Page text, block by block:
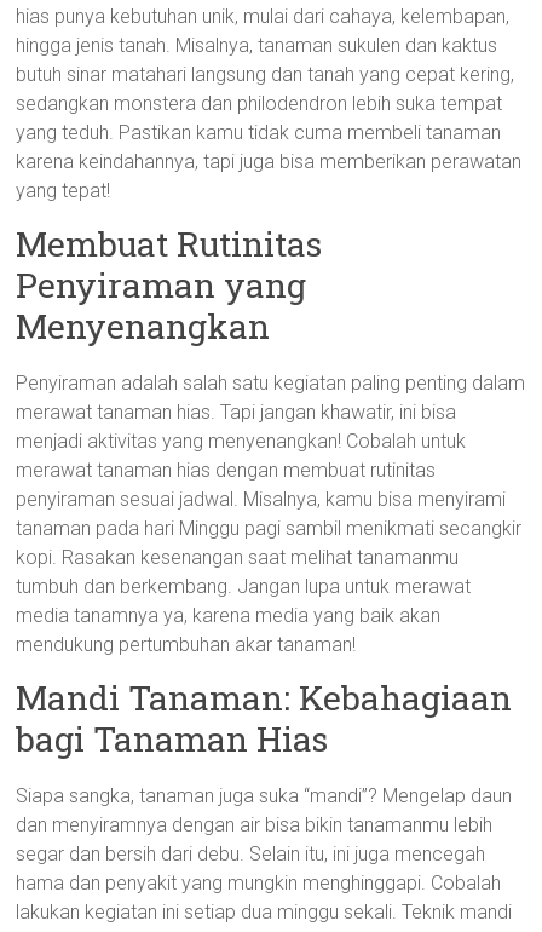
hias punya kebutuhan unik, mulai dari cahaya, kelembapan,
hingga jenis tanah. Misalnya, tanaman sukulen dan kaktus
butuh sinar matahari langsung dan tanah yang cepat kering,
sedangkan monstera dan philodendron lebih suka tempat
yang teduh. Pastikan kamu tidak cuma membeli tanaman
karena keindahannya, tapi juga bisa memberikan perawatan
yang tepat!
Membuat Rutinitas
Penyiraman yang
Menyenangkan
Penyiraman adalah salah satu kegiatan paling penting dalam
merawat tanaman hias. Tapi jangan khawatir, ini bisa
menjadi aktivitas yang menyenangkan! Cobalah untuk
merawat tanaman hias dengan membuat rutinitas
penyiraman sesuai jadwal. Misalnya, kamu bisa menyirami
tanaman pada hari Minggu pagi sambil menikmati secangkir
kopi. Rasakan kesenangan saat melihat tanamanmu
tumbuh dan berkembang. Jangan lupa untuk merawat
media tanamnya ya, karena media yang baik akan
mendukung pertumbuhan akar tanaman!
Mandi Tanaman: Kebahagiaan
bagi Tanaman Hias
Siapa sangka, tanaman juga suka “mandi”? Mengelap daun
dan menyiramnya dengan air bisa bikin tanamanmu lebih
segar dan bersih dari debu. Selain itu, ini juga mencegah
hama dan penyakit yang mungkin menghinggapi. Cobalah
lakukan kegiatan ini setiap dua minggu sekali. Teknik mandi